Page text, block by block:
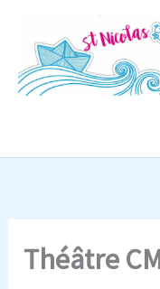
contenu
Théâtre